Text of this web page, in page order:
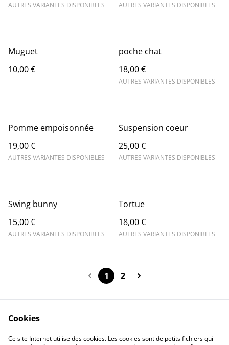
AUTRES VARIANTES DISPONIBLES AUTRES VARIANTES DISPONIBLES
Muguet
10,00 €
poche chat
18,00 €
AUTRES VARIANTES DISPONIBLES
Pomme empoisonnée
19,00 €
AUTRES VARIANTES DISPONIBLES
Suspension coeur
25,00 €
AUTRES VARIANTES DISPONIBLES
Swing bunny
15,00 €
AUTRES VARIANTES DISPONIBLES
Tortue
18,00 €
AUTRES VARIANTES DISPONIBLES
1 2
Conditions générales
Politique de cookies
Cookies
Ce site Internet utilise des cookies. Les cookies sont de petits fichiers qui